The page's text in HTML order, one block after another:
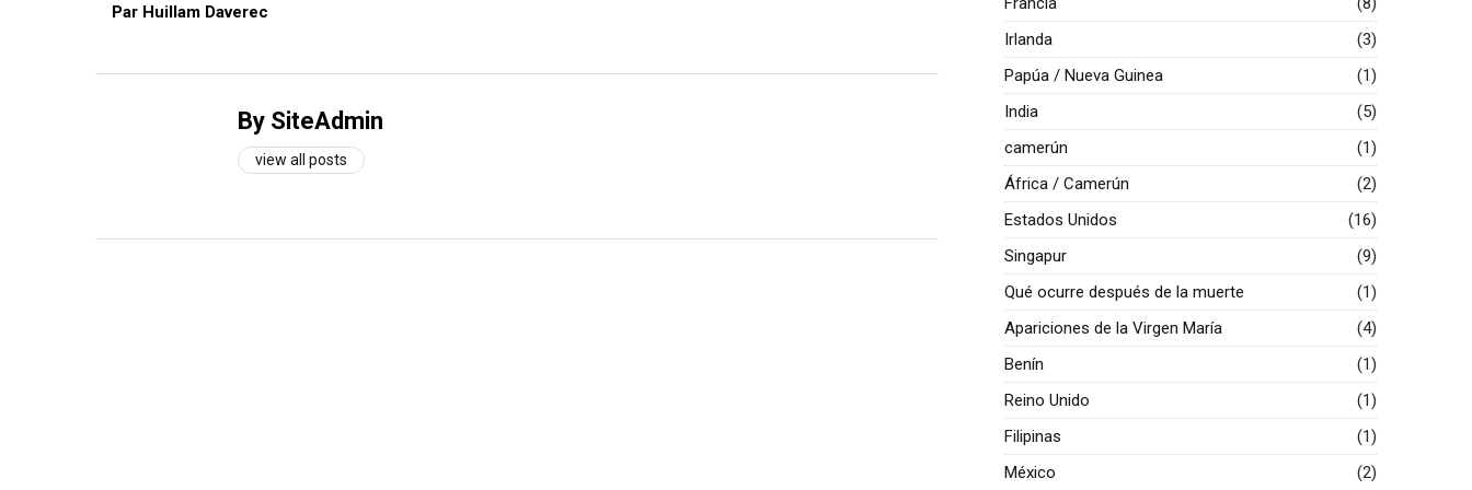
Par Huillam Daverec
By SiteAdmin
view all posts
Irlanda
(3)
Papúa / Nueva Guinea
(1)
India
(5)
camerún
(1)
África / Camerún
(2)
Estados Unidos
(16)
Singapur
(9)
Qué ocurre después de la muerte
(1)
Apariciones de la Virgen María
(4)
Benín
(1)
Reino Unido
(1)
Filipinas
(1)
México
(2)